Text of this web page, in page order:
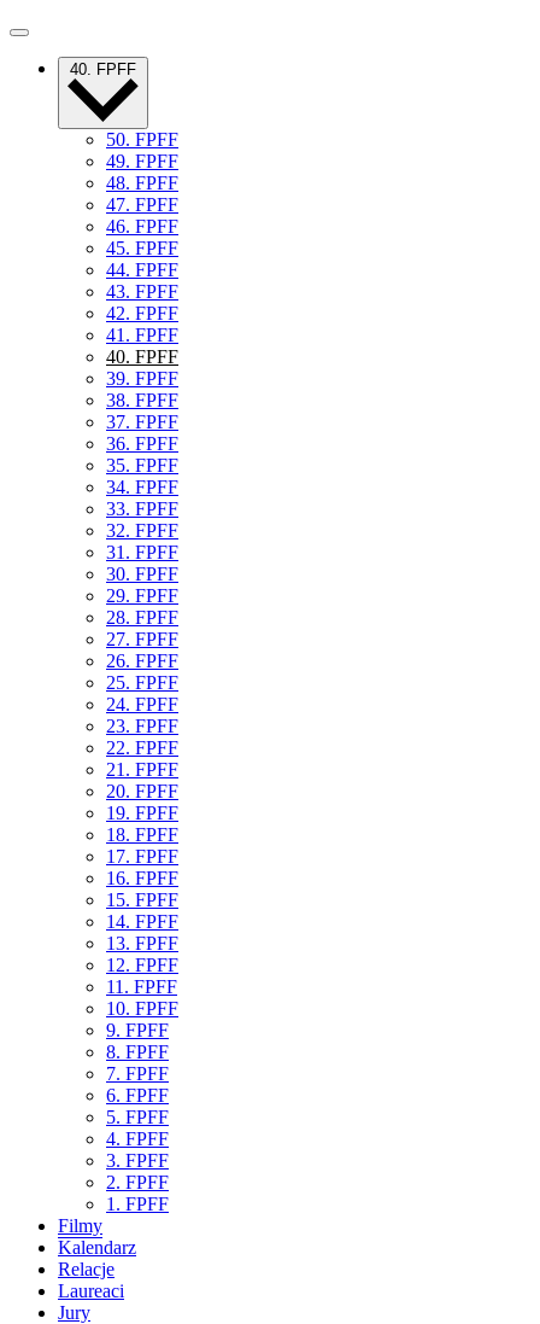
40. FPFF
50. FPFF
49. FPFF
48. FPFF
47. FPFF
46. FPFF
45. FPFF
44. FPFF
43. FPFF
42. FPFF
41. FPFF
40. FPFF
39. FPFF
38. FPFF
37. FPFF
36. FPFF
35. FPFF
34. FPFF
33. FPFF
32. FPFF
31. FPFF
30. FPFF
29. FPFF
28. FPFF
27. FPFF
26. FPFF
25. FPFF
24. FPFF
23. FPFF
22. FPFF
21. FPFF
20. FPFF
19. FPFF
18. FPFF
17. FPFF
16. FPFF
15. FPFF
14. FPFF
13. FPFF
12. FPFF
11. FPFF
10. FPFF
9. FPFF
8. FPFF
7. FPFF
6. FPFF
5. FPFF
4. FPFF
3. FPFF
2. FPFF
1. FPFF
Filmy
Kalendarz
Relacje
Laureaci
Jury